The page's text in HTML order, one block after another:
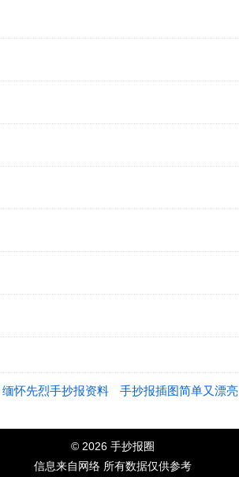
缅怀先烈手抄报资料 手抄报插图简单又漂亮
© 2026 手抄报圈
信息来自网络 所有数据仅供参考